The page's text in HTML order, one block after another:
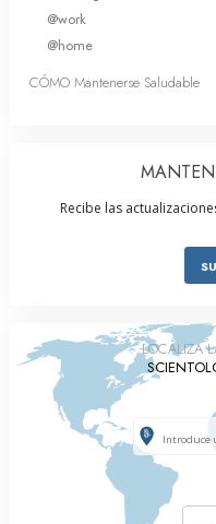
@work
@home
CÓMO Mantenerse Saludable
Recibe las
LOCALIZA